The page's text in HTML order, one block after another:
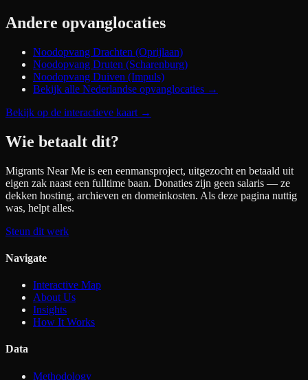
Andere opvanglocaties
Noodopvang Drachten (Oprijlaan)
Noodopvang Druten (Scharenburg)
Noodopvang Duiven (Impuls)
Bekijk alle Nederlandse opvanglocaties →
Bekijk op de interactieve kaart →
Wie betaalt dit?
Migrants Near Me is een eenmansproject, uitgezocht en betaald uit
eigen zak naast een fulltime baan. Donaties zijn geen salaris — ze
dekken hosting, archieven en domeinkosten. Als deze pagina nuttig
was, helpt alles.
Steun dit werk
Navigate
Interactive Map
About Us
Insights
How It Works
Data
Methodology